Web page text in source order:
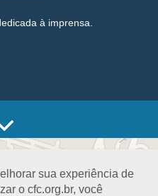
sua experiência de
o cfc.org.br, você
à imprensa.